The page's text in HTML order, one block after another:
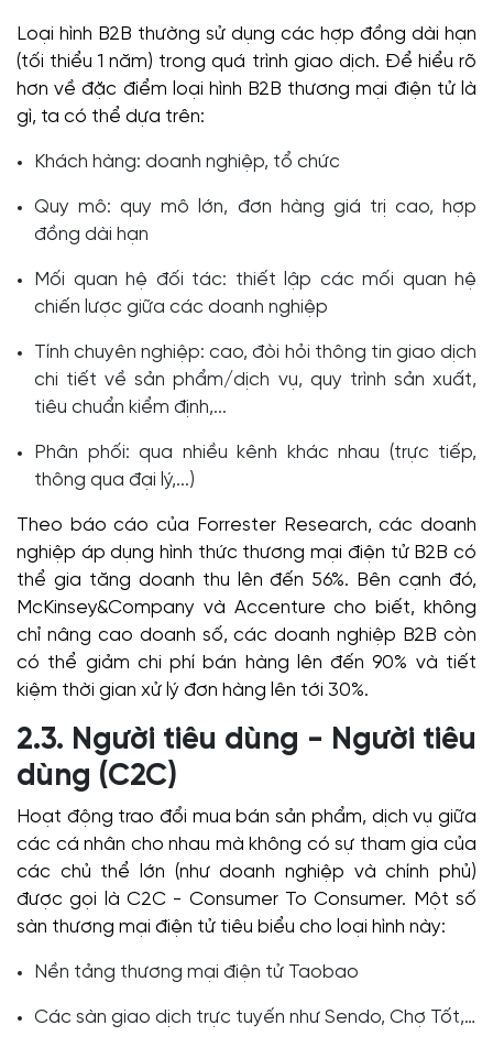
Loại hình B2B thường sử dụng các hợp đồng dài hạn
(tối thiểu 1 năm) trong quá trình giao dịch. Để hiểu rõ
hơn về đặc điểm loại hình B2B thương mại điện tử là
gì, ta có thể dựa trên:
Khách hàng: doanh nghiệp, tổ chức
Quy mô: quy mô lớn, đơn hàng giá trị cao, hợp
đồng dài hạn
Mối quan hệ đối tác: thiết lập các mối quan hệ
chiến lược giữa các doanh nghiệp
Tính chuyên nghiệp: cao, đòi hỏi thông tin giao dịch
chi tiết về sản phẩm/dịch vụ, quy trình sản xuất,
tiêu chuẩn kiểm định,...
Phân phối: qua nhiều kênh khác nhau (trực tiếp,
thông qua đại lý,...)
Theo báo cáo của Forrester Research, các doanh
nghiệp áp dụng hình thức thương mại điện tử B2B có
thể gia tăng doanh thu lên đến 56%. Bên cạnh đó,
McKinsey&Company và Accenture cho biết, không
chỉ nâng cao doanh số, các doanh nghiệp B2B còn
có thể giảm chi phí bán hàng lên đến 90% và tiết
kiệm thời gian xử lý đơn hàng lên tới 30%.
2.3. Người tiêu dùng - Người tiêu
dùng (C2C)
Hoạt động trao đổi mua bán sản phẩm, dịch vụ giữa
các cá nhân cho nhau mà không có sự tham gia của
các chủ thể lớn (như doanh nghiệp và chính phủ)
được gọi là C2C - Consumer To Consumer. Một số
sàn thương mại điện tử tiêu biểu cho loại hình này:
Nền tảng thương mại điện tử Taobao
Các sàn giao dịch trực tuyến như Sendo, Chợ Tốt,…